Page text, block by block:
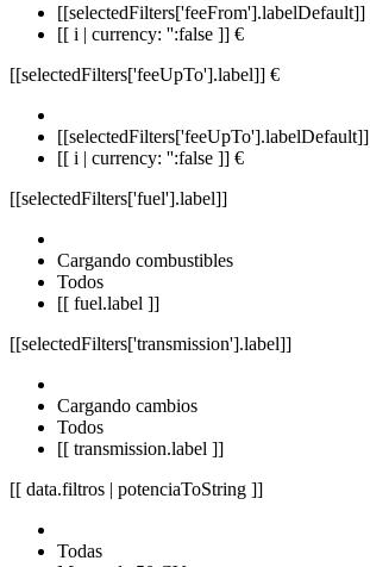
[[selectedFilters['feeFrom'].labelDefault]]
[[ i | currency: '':false ]] €
[[selectedFilters['feeUpTo'].label]] €
[[selectedFilters['feeUpTo'].labelDefault]]
[[ i | currency: '':false ]] €
[[selectedFilters['fuel'].label]]
Cargando combustibles
Todos
[[ fuel.label ]]
[[selectedFilters['transmission'].label]]
Cargando cambios
Todos
[[ transmission.label ]]
[[ data.filtros | potenciaToString ]]
Todas